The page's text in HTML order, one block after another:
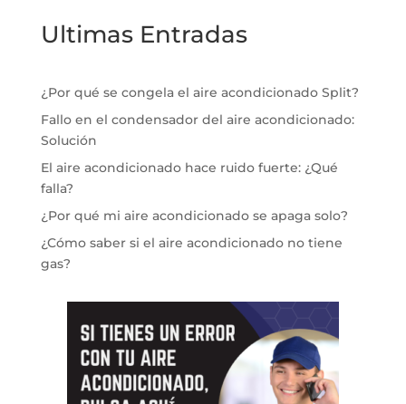
Ultimas Entradas
¿Por qué se congela el aire acondicionado Split?
Fallo en el condensador del aire acondicionado:
Solución
El aire acondicionado hace ruido fuerte: ¿Qué
falla?
¿Por qué mi aire acondicionado se apaga solo?
¿Cómo saber si el aire acondicionado no tiene
gas?